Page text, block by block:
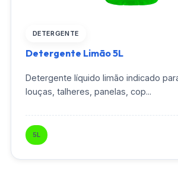
DETERGENTE
Detergente Limão 5L
Detergente líquido limão indicado
louças, talheres, panelas, cop...
5L